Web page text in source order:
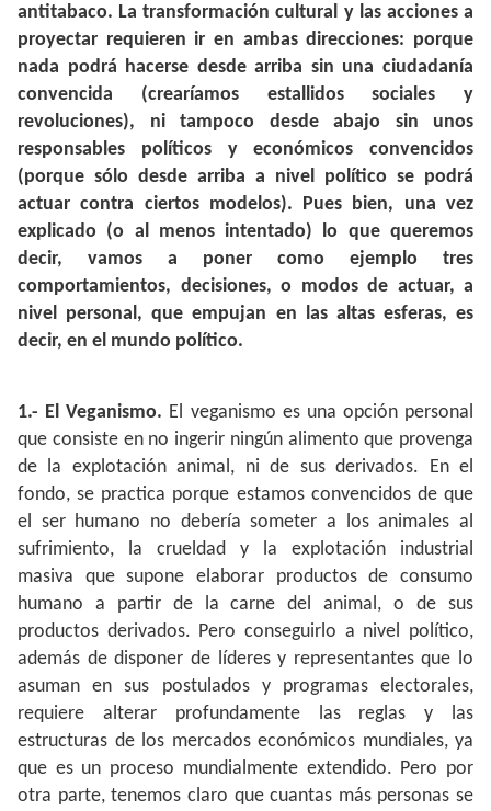
antitabaco. La transformación cultural y las acciones a
proyectar requieren ir en ambas direcciones: porque
nada podrá hacerse desde arriba sin una ciudadanía
convencida (crearíamos estallidos sociales y
revoluciones), ni tampoco desde abajo sin unos
responsables políticos y económicos convencidos
(porque sólo desde arriba a nivel político se podrá
actuar contra ciertos modelos). Pues bien, una vez
explicado (o al menos intentado) lo que queremos
decir, vamos a poner como ejemplo tres
comportamientos, decisiones, o modos de actuar, a
nivel personal, que empujan en las altas esferas, es
decir, en el mundo político.
1.- El Veganismo. El veganismo es una opción personal
que consiste en no ingerir ningún alimento que provenga
de la explotación animal, ni de sus derivados. En el
fondo, se practica porque estamos convencidos de que
el ser humano no debería someter a los animales al
sufrimiento, la crueldad y la explotación industrial
masiva que supone elaborar productos de consumo
humano a partir de la carne del animal, o de sus
productos derivados. Pero conseguirlo a nivel político,
además de disponer de líderes y representantes que lo
asuman en sus postulados y programas electorales,
requiere alterar profundamente las reglas y las
estructuras de los mercados económicos mundiales, ya
que es un proceso mundialmente extendido. Pero por
otra parte, tenemos claro que cuantas más personas se